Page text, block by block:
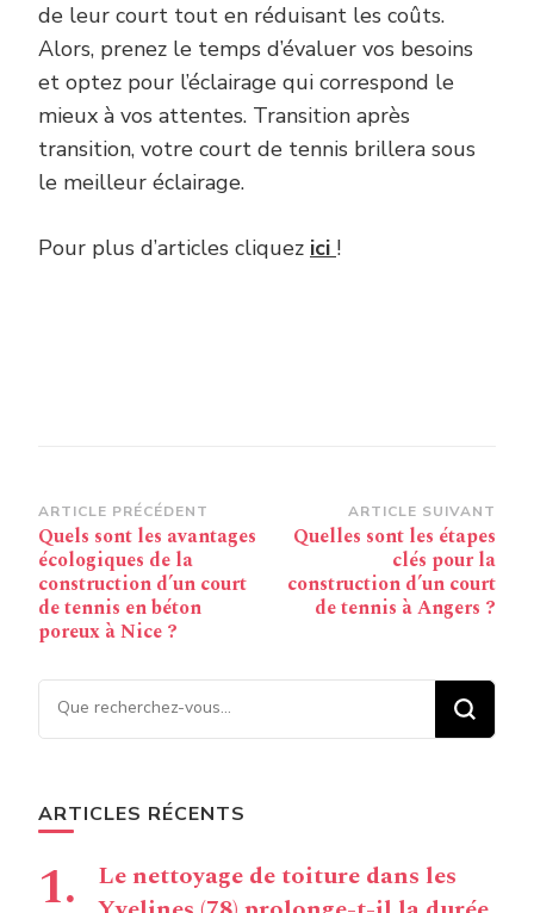
de leur court tout en réduisant les coûts.
Alors, prenez le temps d’évaluer vos besoins
et optez pour l’éclairage qui correspond le
mieux à vos attentes. Transition après
transition, votre court de tennis brillera sous
le meilleur éclairage.
Pour plus d’articles cliquez ici !
Navigation
d’article
ARTICLE PRÉCÉDENT
Quels sont les avantages
écologiques de la
construction d’un court
de tennis en béton
poreux à Nice ?
ARTICLE SUIVANT
Quelles sont les étapes
clés pour la
construction d’un court
de tennis à Angers ?
Vous recherchiez quelque
chose ?
ARTICLES RÉCENTS
Le nettoyage de toiture dans les